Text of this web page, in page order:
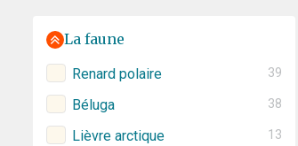
La faune
Renard polaire 39
Béluga 38
Lièvre arctique 13